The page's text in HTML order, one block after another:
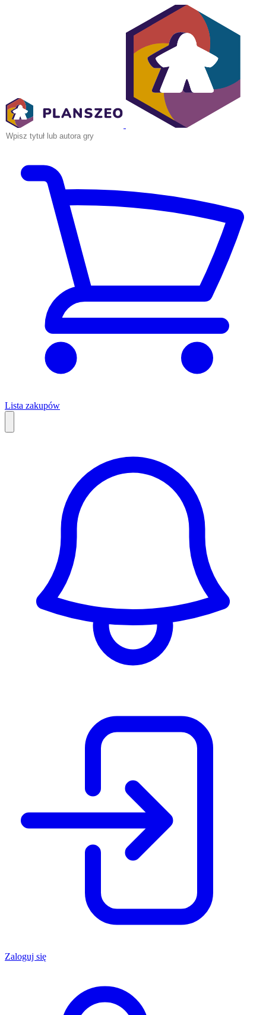
Lista zakupów
Zaloguj się